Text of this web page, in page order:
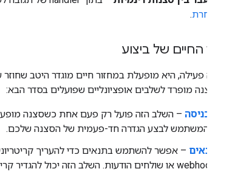
אחרת.
מחזור החיים של ביצוע
כשסצנה פעילה, היא מופעלת במחזור חיים מוגדר היטב
ביצוע סצנה מופרד לשלבים אופציונליים שפועלים בסדר הבא:
בכניסה
מהמשתמש לבצע הגדרה חד-פעמית של הסצנה שלכם.
תנאים – אפשר להשתמש בתנאים כדי להעריך
webhook או שולחים הודעות. השלב הזה יכול להגדיר קריטריוני מעבר כדי לצאת מלולאת הביצוע.